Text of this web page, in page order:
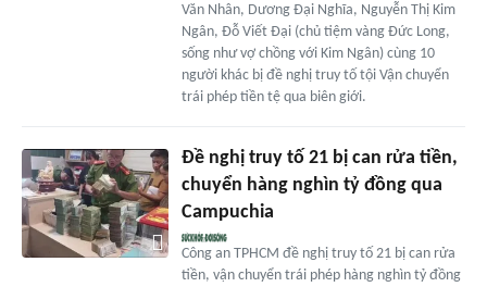
Văn Nhân, Dương Đại Nghĩa, Nguyễn Thị Kim
Ngân, Đỗ Viết Đại (chủ tiệm vàng Đức Long,
sống như vợ chồng với Kim Ngân) cùng 10
người khác bị đề nghị truy tố tội Vận chuyển
trái phép tiền tệ qua biên giới.
Đề nghị truy tố 21 bị can rửa tiền,
chuyển hàng nghìn tỷ đồng qua
Campuchia
Công an TPHCM đề nghị truy tố 21 bị can rửa
tiền, vận chuyển trái phép hàng nghìn tỷ đồng